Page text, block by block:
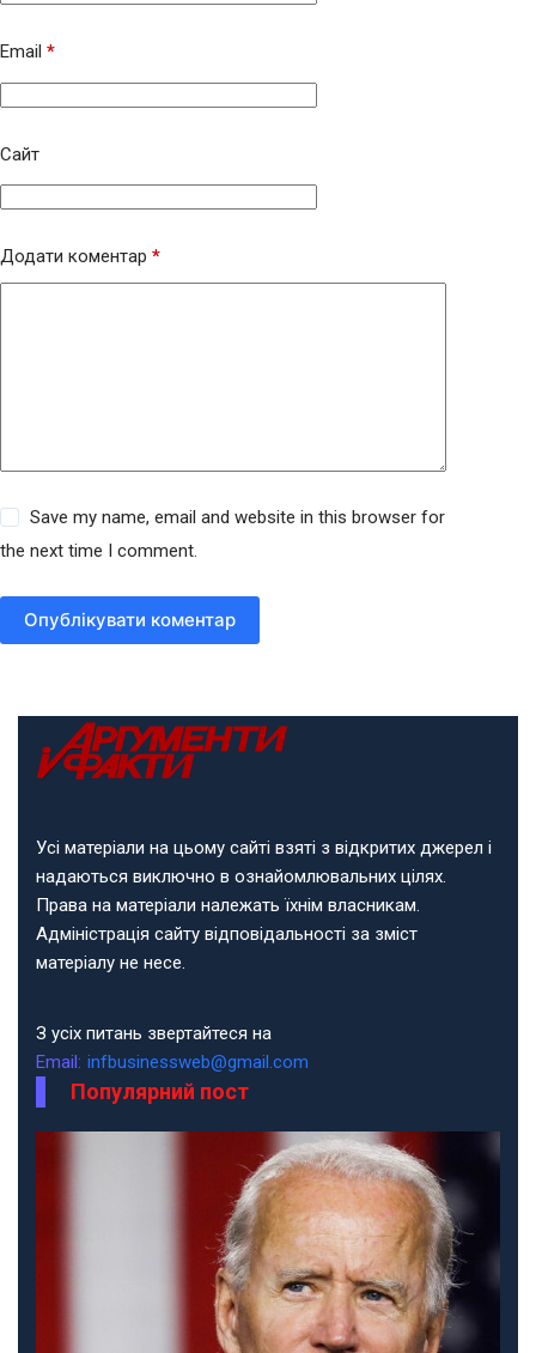
Email *
Сайт
Додати коментар *
Save my name, email and website in this browser for
the next time I comment.
Опублікувати коментар
Усі матеріали на цьому сайті взяті з відкритих джерел і
надаються виключно в ознайомлювальних цілях.
Права на матеріали належать їхнім власникам.
Адміністрація сайту відповідальності за зміст
матеріалу не несе.
З усіх питань звертайтеся на
Email: infbusinessweb@gmail.com
Популярний пост